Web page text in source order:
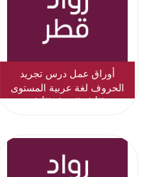
أوراق عمل درس تجريد
الحروف لغة عربية المستوى